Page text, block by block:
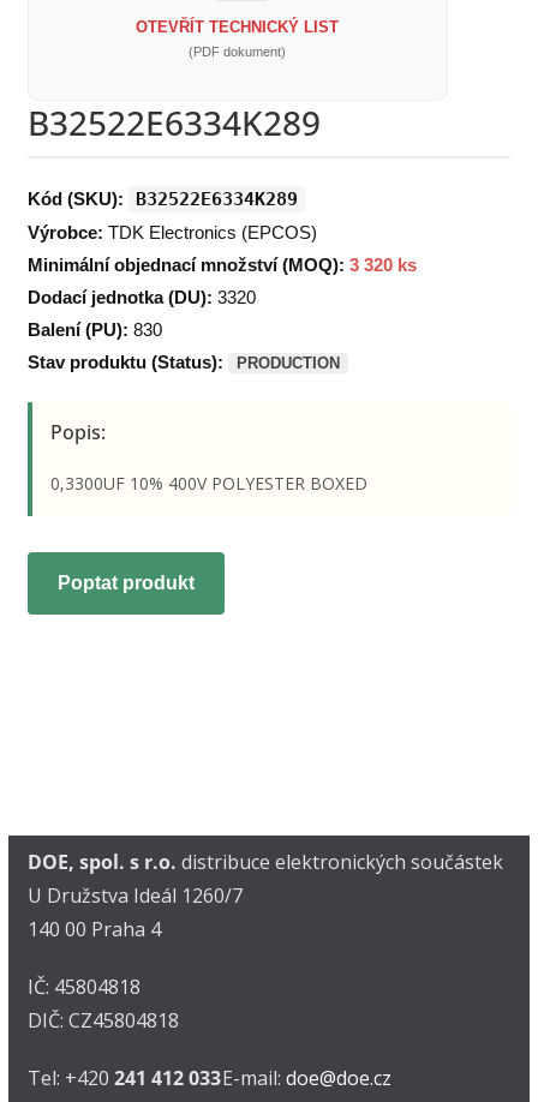
OTEVŘÍT TECHNICKÝ LIST
(PDF dokument)
B32522E6334K289
Kód (SKU): B32522E6334K289
Výrobce: TDK Electronics (EPCOS)
Minimální objednací množství (MOQ): 3 320 ks
Dodací jednotka (DU): 3320
Balení (PU): 830
Stav produktu (Status):
PRODUCTION
Popis:
0,3300UF 10% 400V POLYESTER BOXED
Poptat produkt
DOE, spol. s r.o. distribuce elektronických součástek
U Družstva Ideál 1260/7
140 00 Praha 4
IČ: 45804818
DIČ: CZ45804818
Tel: +420 241 412 033E-mail: doe@doe.cz